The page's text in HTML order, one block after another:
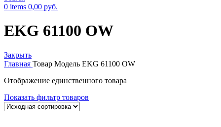
0 items 0,00 руб.
EKG 61100 OW
Закрыть
Главная Товар Модель EKG 61100 OW
Отображение единственного товара
Показать фильтр товаров